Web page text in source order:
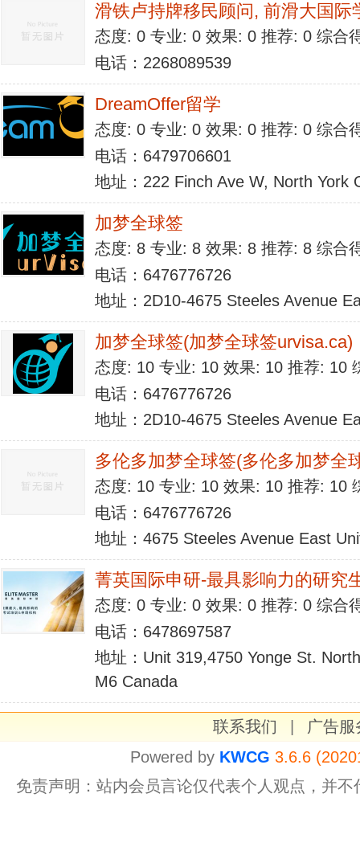
滑铁卢持牌移民顾问, 前滑大国际
态度: 0 专业: 0 效果: 0 推荐: 0 综合
电话：2268089539
DreamOffer留学
态度: 0 专业: 0 效果: 0 推荐: 0 综合
电话：6479706601
地址：222 Finch Ave W, North York
加梦全球签
态度: 8 专业: 8 效果: 8 推荐: 8 综合
电话：6476776726
地址：2D10-4675 Steeles Avenue
加梦全球签(加梦全球签urvisa.ca)
态度: 10 专业: 10 效果: 10 推荐: 10
电话：6476776726
地址：2D10-4675 Steeles Avenue
多伦多加梦全球签(多伦多加梦全
态度: 10 专业: 10 效果: 10 推荐: 10
电话：6476776726
地址：4675 Steeles Avenue East
菁英国际申研-最具影响力的研究
态度: 0 专业: 0 效果: 0 推荐: 0 综合
电话：6478697587
地址：Unit 319,4750 Yonge St.
M6 Canada
联系我们
广告服
Powered by KWCG 3.6.6
免责声明：站内会员言论仅代表个人观点，并